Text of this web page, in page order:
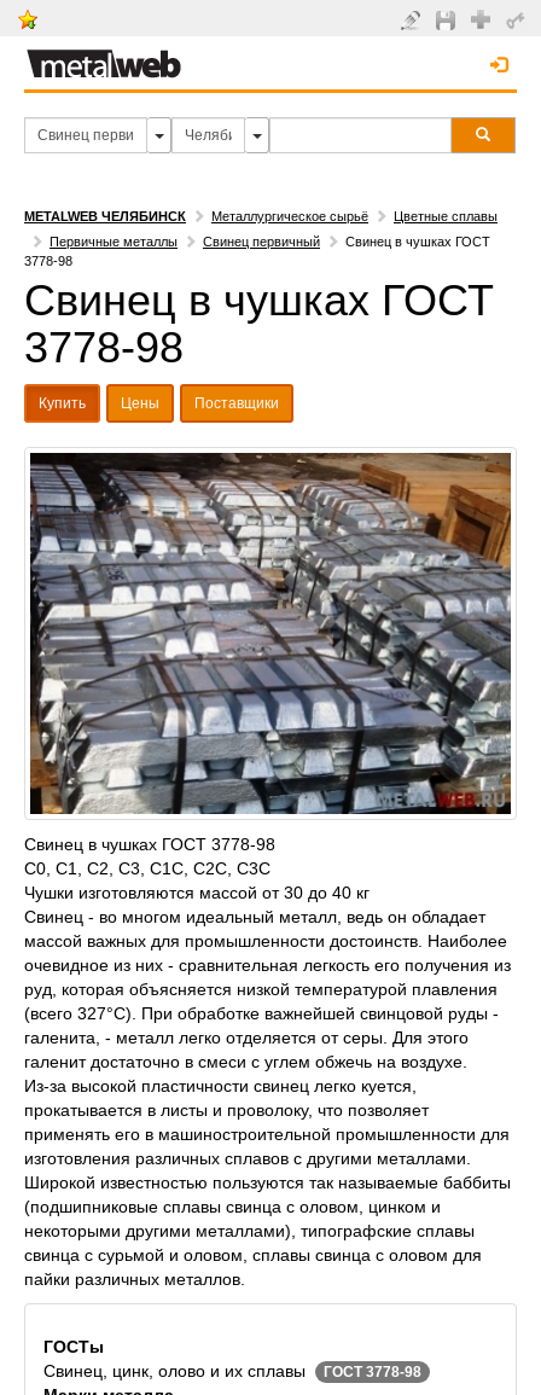
METALWEB ЧЕЛЯБИНСК Металлургическое сырьё
Цветные сплавы
Первичные металлы
Свинец первичный
Свинец в чушках ГОСТ
3778-98
Свинец в чушках ГОСТ
3778-98
Купить Цены Поставщики
Свинец в чушках ГОСТ 3778-98
С0, С1, С2, С3, С1С, С2С, С3С
Чушки изготовляются массой от 30 до 40 кг
Свинец - во многом идеальный металл, ведь он обладает
массой важных для промышленности достоинств. Наиболее
очевидное из них - сравнительная легкость его получения из
руд, которая объясняется низкой температурой плавления
(всего 327°С). При обработке важнейшей свинцовой руды -
галенита, - металл легко отделяется от серы. Для этого
галенит достаточно в смеси с углем обжечь на воздухе.
Из-за высокой пластичности свинец легко куется,
прокатывается в листы и проволоку, что позволяет
применять его в машиностроительной промышленности для
изготовления различных сплавов с другими металлами.
Широкой известностью пользуются так называемые баббиты
(подшипниковые сплавы свинца с оловом, цинком и
некоторыми другими металлами), типографские сплавы
свинца с сурьмой и оловом, сплавы свинца с оловом для
пайки различных металлов.
ГОСТы
Свинец, цинк, олово и их сплавы
ГОСТ 3778-98